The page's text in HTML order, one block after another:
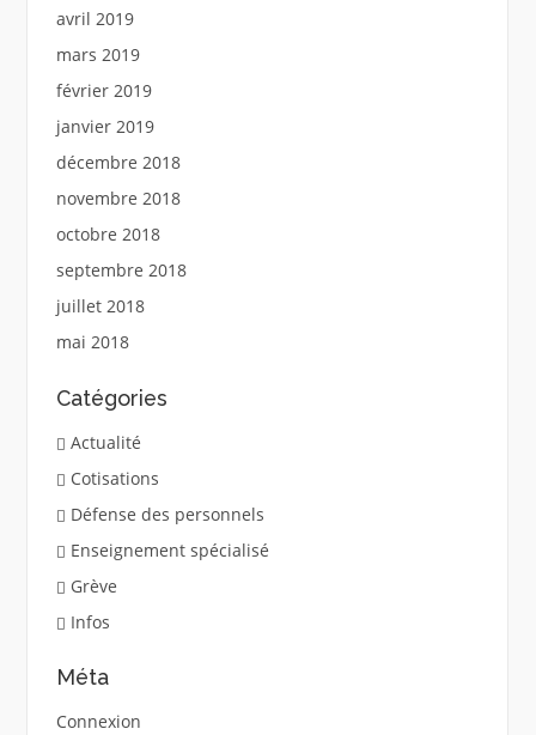
avril 2019
mars 2019
février 2019
janvier 2019
décembre 2018
novembre 2018
octobre 2018
septembre 2018
juillet 2018
mai 2018
Catégories
Actualité
Cotisations
Défense des personnels
Enseignement spécialisé
Grève
Infos
Méta
Connexion